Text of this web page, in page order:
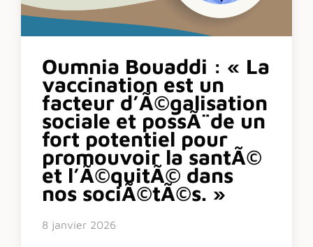
Oumnia Bouaddi : « La
vaccination est un
facteur d’Ã©galisation
sociale et possÃ¨de un
fort potentiel pour
promouvoir la santÃ©
et l’Ã©quitÃ© dans
nos sociÃ©tÃ©s. »
8 janvier 2026